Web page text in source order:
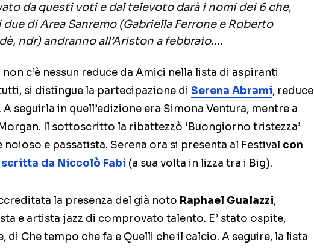
da questi voti e dal televoto darà i nomi dei 6 che,
due di Area Sanremo (Gabriella Ferrone e Roberto
ndr) andranno all’Ariston a febbraio….
non c’è nessun reduce da Amici nella lista di aspiranti
si distingue la partecipazione di Serena Abrami, reduce
A seguirla in quell’edizione era Simona Ventura, mentre a
Il sottoscritto la ribattezzò ‘Buongiorno tristezza’
noioso e passatista. Serena ora si presenta al Festival con
scritta da Niccolò Fabi (a sua volta in lizza tra i Big).
la presenza del già noto Raphael Gualazzi,
e artista jazz di comprovato talento. E’ stato ospite,
di Che tempo che fa e Quelli che il calcio. A seguire, la lista